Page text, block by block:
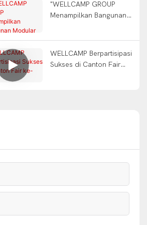
"WELLCAMP GROUP
Menampilkan Bangunan
WELLCAMP Berpartisipasi
Sukses di Canton Fair